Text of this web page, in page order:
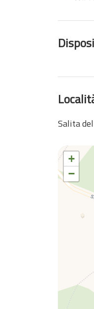
Salita
+
−